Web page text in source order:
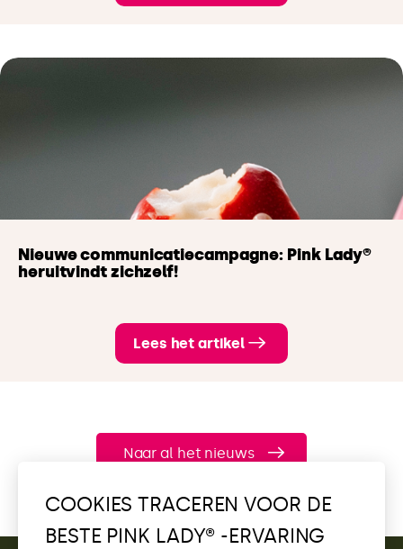
Nieuwe communicatiecampagne: Pink Lady®
heruitvindt zichzelf!
Lees het artikel
Naar al het nieuws
COOKIES TRACEREN VOOR DE
BESTE PINK LADY® -ERVARING